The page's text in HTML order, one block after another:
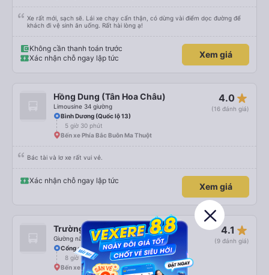
Xe rất mới, sạch sẽ. Lái xe chạy cẩn thận, có dừng vài điểm dọc đường để
khách đi vệ sinh ăn uống. Rất hài lòng ạ!
Không cần thanh toán trước
Xác nhận chỗ ngay lập tức
Xem giá
Hồng Dung (Tân Hoa Châu)
Limousine 34 giường
4.0 star_rate
(16 đánh giá)
Bình Dương (Quốc lộ 13)
5 giờ 30 phút
Bến xe Phía Bắc Buôn Ma Thuột
Bác tài và lơ xe rất vui vẻ.
Xác nhận chỗ ngay lập tức
Xem giá
Trường My
Giường nằm 41 chỗ
4.1 star_rate
(9 đánh giá)
Cổng chào Bình Dương
8 giờ 35 phút
Bến xe Ea Súp